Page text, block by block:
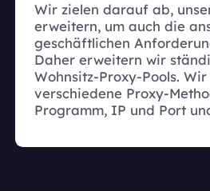
Wir zielen darauf ab,
erweitern, um auch die
geschäftlichen
Daher erweitern wir
Wohnsitz-Proxy-Pools.
verschiedene Proxy-
Programm, IP und Port